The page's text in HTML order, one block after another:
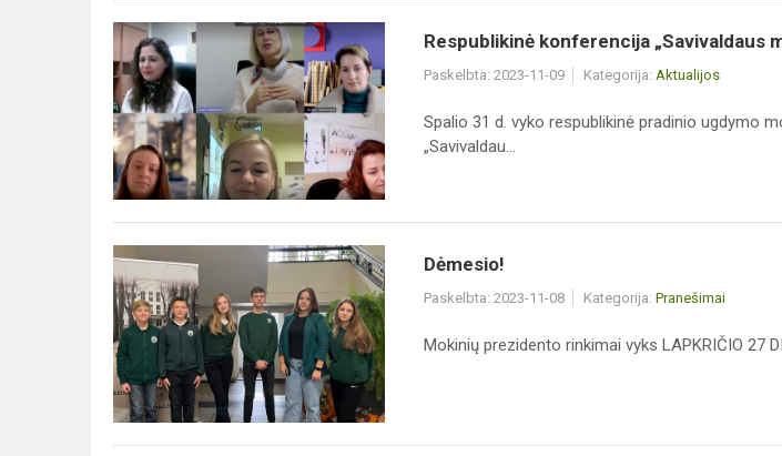
Respublikinė
konferencija
„Savivaldaus
mokymo
(si)
link“
Respublikinė konferencija „Savivaldaus
Paskelbta: 2023-11-09 Kategorija: Aktualijos
Spalio 31 d. vyko respublikinė pradinio ugdymo
„Savivaldau...
Dėmesio! Dėmesio!
Paskelbta: 2023-11-08 Kategorija: Pranešimai
Mokinių prezidento rinkimai vyks LAPKRIČIO 27